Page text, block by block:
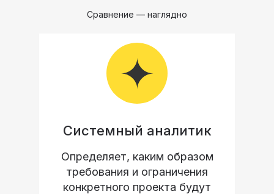
Сравнение — наглядно
Системный аналитик
Определяет, каким образом
требования и ограничения
конкретного проекта будут